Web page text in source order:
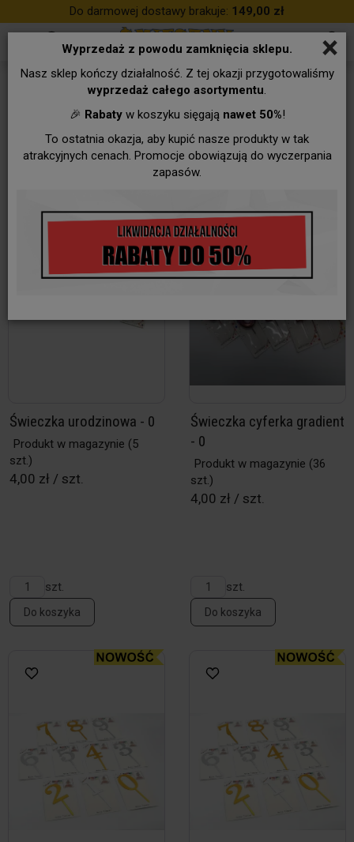
×
Wyprzedaż z powodu zamknięcia sklepu.
Nasz sklep kończy działalność. Z tej okazji przygotowaliśmy
wyprzedaż całego asortymentu.
🎉 Rabatyw koszyku sięgają nawet 50%!
To ostatnia okazja, aby kupić nasze produkty w tak
atrakcyjnych cenach. Promocje obowiązują do wyczerpania
zapasów.
Do darmowej dostawy brakuje: 149,00 zł
10 - Cynowe Gody
Świeczka urodzinowa - 0
Produkt w magazynie (5
szt.)
4,00 zł / szt.
szt.
Do koszyka
Świeczka cyferka gradient
- 0
Produkt w magazynie (36
szt.)
4,00 zł / szt.
szt.
Do koszyka